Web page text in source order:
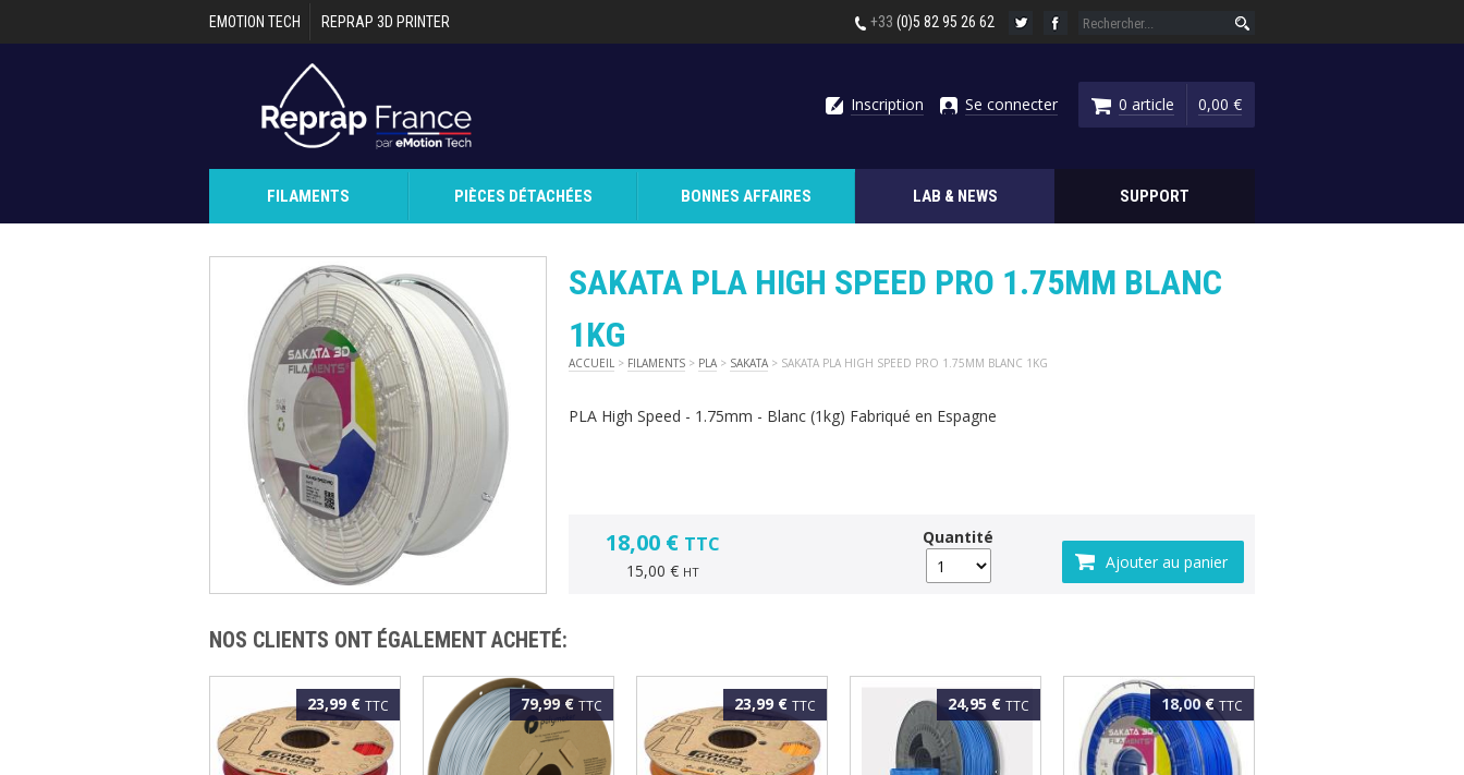
EMOTION TECH REPRAP 3D PRINTER +33 (0)5 82 95 26 62
Inscription Se connecter 0 article 0,00 €
FILAMENTS PIÈCES DÉTACHÉES BONNES AFFAIRES LAB & NEWS SUPPORT
SAKATA PLA HIGH SPEED PRO 1.75MM BLANC
1KG
ACCUEIL > FILAMENTS > PLA > SAKATA > SAKATA PLA HIGH SPEED PRO 1.75MM BLANC 1KG
PLA High Speed - 1.75mm - Blanc (1kg) Fabriqué en Espagne
18,00 € TTC
15,00 € HT
Quantité
NOS CLIENTS ONT ÉGALEMENT ACHETÉ:
23,99 € TTC 79,99 €TTC 23,99 € TTC 24,95 € TTC 18,00 €TTC